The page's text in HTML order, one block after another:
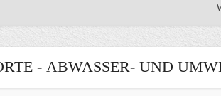
- ABWASSER- UND